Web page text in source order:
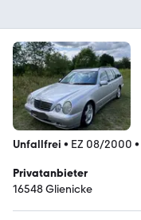
Unfallfrei • EZ 08/2000 •
Privatanbieter
16548 Glienicke